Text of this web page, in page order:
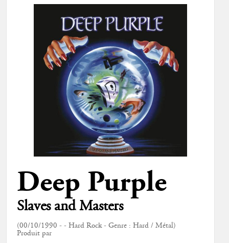
Deep Purple
Slaves and Masters
(00/10/1990 - - Hard Rock - Genre : Hard / Métal)
Produit par